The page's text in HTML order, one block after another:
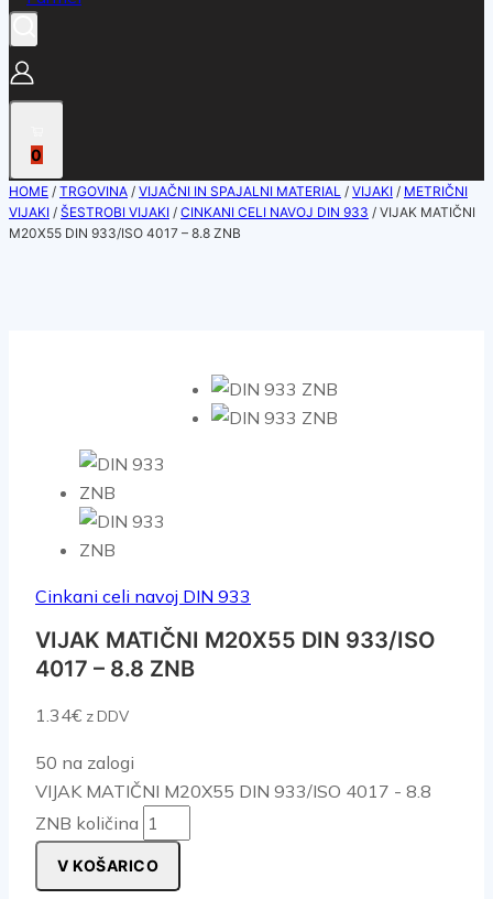
0
HOME / TRGOVINA / VIJAČNI IN SPAJALNI MATERIAL / VIJAKI / METRIČNI
VIJAKI / ŠESTROBI VIJAKI / CINKANI CELI NAVOJ DIN 933 / VIJAK MATIČNI
M20X55 DIN 933/ISO 4017 – 8.8 ZNB
Cinkani celi navoj DIN 933
VIJAK MATIČNI M20X55 DIN 933/ISO
4017 – 8.8 ZNB
1.34€ z DDV
50 na zalogi
VIJAK MATIČNI M20X55 DIN 933/ISO 4017 - 8.8
ZNB količina
V KOŠARICO